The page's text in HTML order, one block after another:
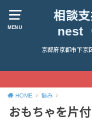
MENU
相談
nest
京都府京都市下京
HOME 悩み
おもちゃを片